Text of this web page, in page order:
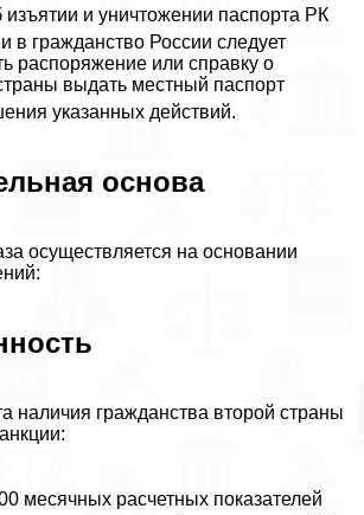
изъятии и уничтожении паспорта РК
в гражданство России следует
распоряжение или справку о
выдать местный паспорт
указанных действий.
основа
осуществляется на основании
наличия гражданства второй страны
мecячных расчетных показателей